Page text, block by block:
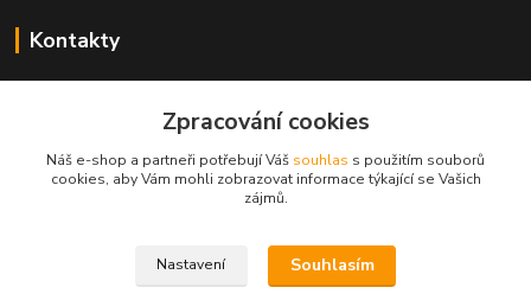
Kontakty
PO-PÁ / 9-17 hod, SO 10-12 hod
info@rapid-autohifi.com
Zpracování cookies
Náš e-shop a partneři potřebují Váš souhlas s použitím souborů
cookies, aby Vám mohli zobrazovat informace týkající se Vašich
zájmů.
Nastavení Souhlasím